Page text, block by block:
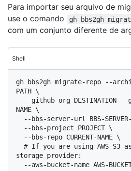
Para importar seu arquivo de
use o comando
gh bbs2gh
com um conjunto diferente de
Shell
gh bbs2gh migrate-repo --
PATH \
NAME \
  #
If you are using AWS S3
storage provider: